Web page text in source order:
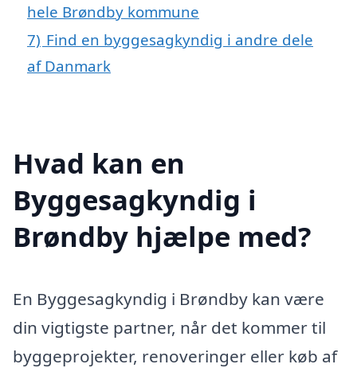
hele Brøndby kommune
7) Find en byggesagkyndig i andre dele
af Danmark
Hvad kan en
Byggesagkyndig i
Brøndby hjælpe med?
En Byggesagkyndig i Brøndby kan være
din vigtigste partner, når det kommer til
byggeprojekter, renoveringer eller køb af